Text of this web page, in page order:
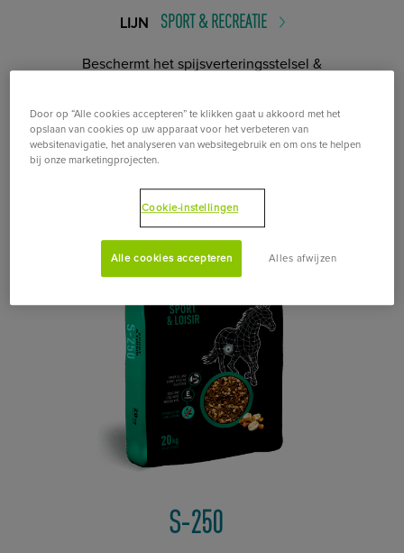
LIJN SPORT & RECREATIE
Beschermt het spijsverteringsstelsel &
S-250
Door op “Alle cookies accepteren” te klikken gaat u akkoord met het
opslaan van cookies op uw apparaat voor het verbeteren van
websitenavigatie, het analyseren van websitegebruik en om ons te helpen
bij onze marketingprojecten.
Cookie-instellingen
Alles afwijzen
Alle cookies accepteren